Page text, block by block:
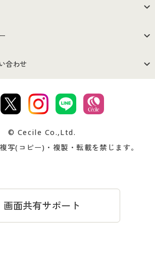
会社案内
ーン サイトマップ
合わせ
お支払は
忘れの場合
© Cecile Co.,Ltd.
写(コピー)・複製・転載を禁じます。
画面共有サポート